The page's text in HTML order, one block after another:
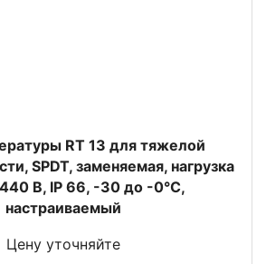
RT 13 для тяжелой
SPDT, заменяемая, нагрузка
В, IP 66, -30 до -0°С,
настраиваемый
Цену уточняйте